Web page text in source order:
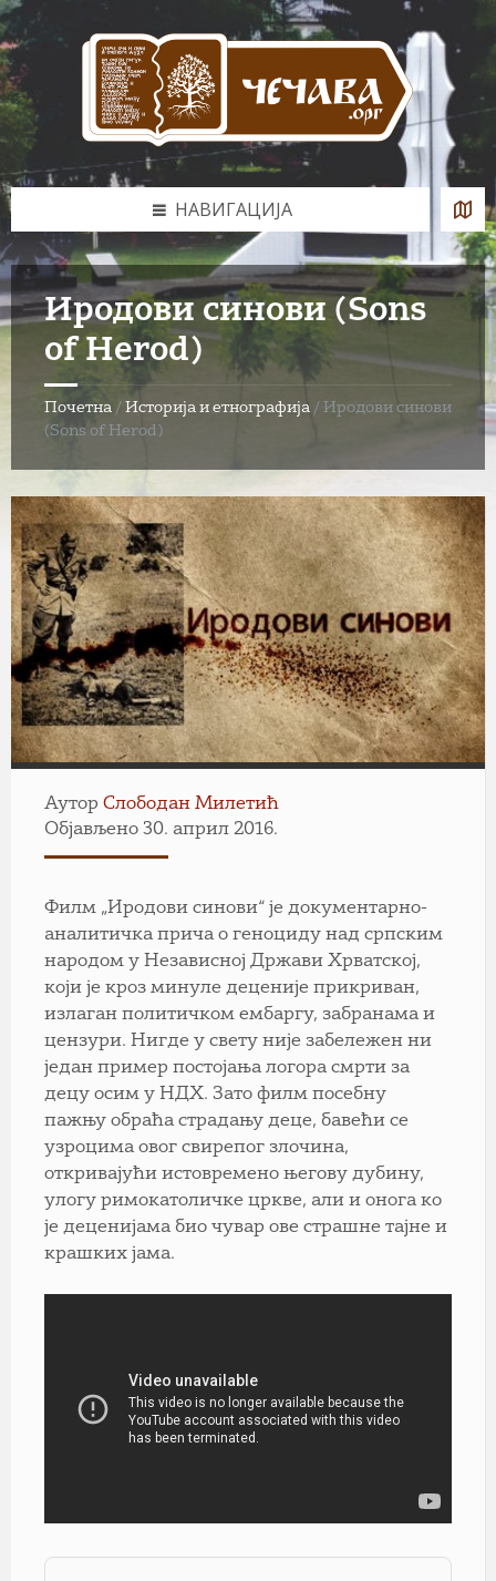
Skip
to
content
Skip
to
left
sidebar
Skip
to
footer
НАВИГАЦИЈА
Иродови синови (Sons
of Herod)
Почетна / Историја и етнографија / Иродови синови
(Sons of Herod)
Аутор Слободан Милетић
Објављено 30. април 2016.
Филм „Иродови синови“ је документарно-
аналитичка прича о геноциду над српским
народом у Независној Држави Хрватској,
који је кроз минуле деценије прикриван,
излаган политичком ембаргу, забранама и
цензури. Нигде у свету није забележен ни
један пример постојања логора смрти за
децу осим у НДХ. Зато филм посебну
пажњу обраћа страдању деце, бавећи се
узроцима овог свирепог злочина,
откривајући истовремено његову дубину,
улогу римокатоличке цркве, али и онога ко
је деценијама био чувар ове страшне тајне и
крашких јама.